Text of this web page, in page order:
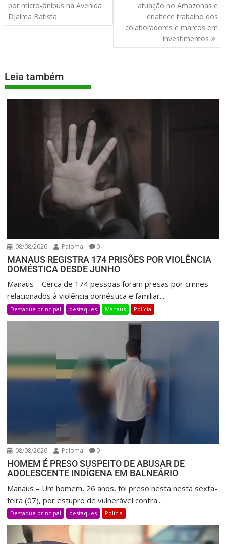
por micro-ônibus na Avenida
Djalma Batista
atuação no Amazonas e
enaltece trabalho dos
colaboradores e marcos em
investimentos
Leia também
08/08/2026 Paloma 0
MANAUS REGISTRA 174 PRISÕES POR VIOLÊNCIA
DOMÉSTICA DESDE JUNHO
Manaus – Cerca de 174 pessoas foram presas por crimes
relacionados à violência doméstica e familiar...
Destaque principal destaques Manaus Polícia
08/08/2026 Paloma 0
HOMEM É PRESO SUSPEITO DE ABUSAR DE
ADOLESCENTE INDÍGENA EM BALNEÁRIO
Manaus – Um homem, 26 anos, foi preso nesta nesta sexta-
feira (07), por estupro de vulnerável contra...
Destaque principal destaques Polícia